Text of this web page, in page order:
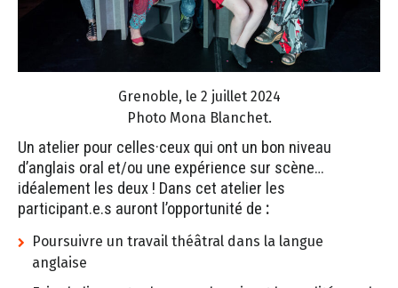
Grenoble, le 2 juillet 2024
Photo Mona Blanchet.
Un atelier pour celles·ceux qui ont un bon niveau
d’anglais oral et/ou une expérience sur scène…
idéalement les deux ! Dans cet atelier les
participant.e.s auront l’opportunité de :
Poursuivre un travail théâtral dans la langue
anglaise